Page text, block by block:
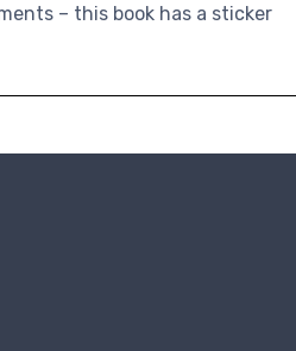
– this book has a sticker